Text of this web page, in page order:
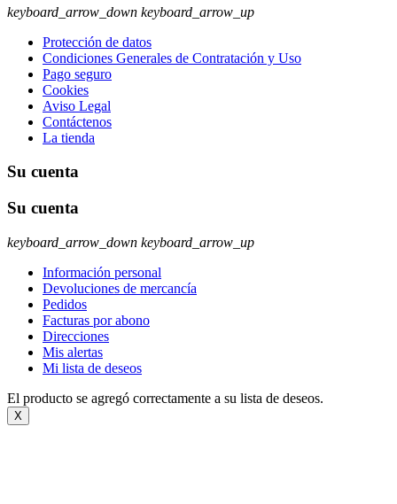
keyboard_arrow_down keyboard_arrow_up
Protección de datos
Condiciones Generales de Contratación y Uso
Pago seguro
Cookies
Aviso Legal
Contáctenos
La tienda
Su cuenta
Su cuenta
keyboard_arrow_down keyboard_arrow_up
Información personal
Devoluciones de mercancía
Pedidos
Facturas por abono
Direcciones
Mis alertas
Mi lista de deseos
El producto se agregó correctamente a su lista de deseos.
X